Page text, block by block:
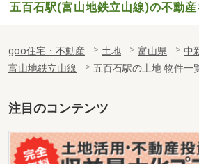
五百石駅(富山地鉄立山線)の不動産
goo住宅・不動産 土地 富山県
中
富山地鉄立山線
五百石駅の土地 物件一
注目のコンテンツ